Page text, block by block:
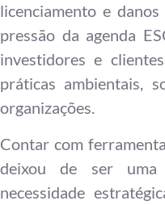
licenciamento e
pressão da agenda
investidores e
práticas ambientais,
organizações.
Contar com
deixou de ser
necessidade